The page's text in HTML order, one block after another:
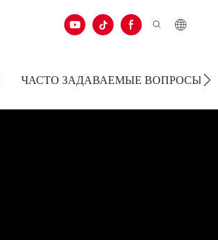
ЧАСТО ЗАДАВАЕМЫЕ ВОПРОСЫ